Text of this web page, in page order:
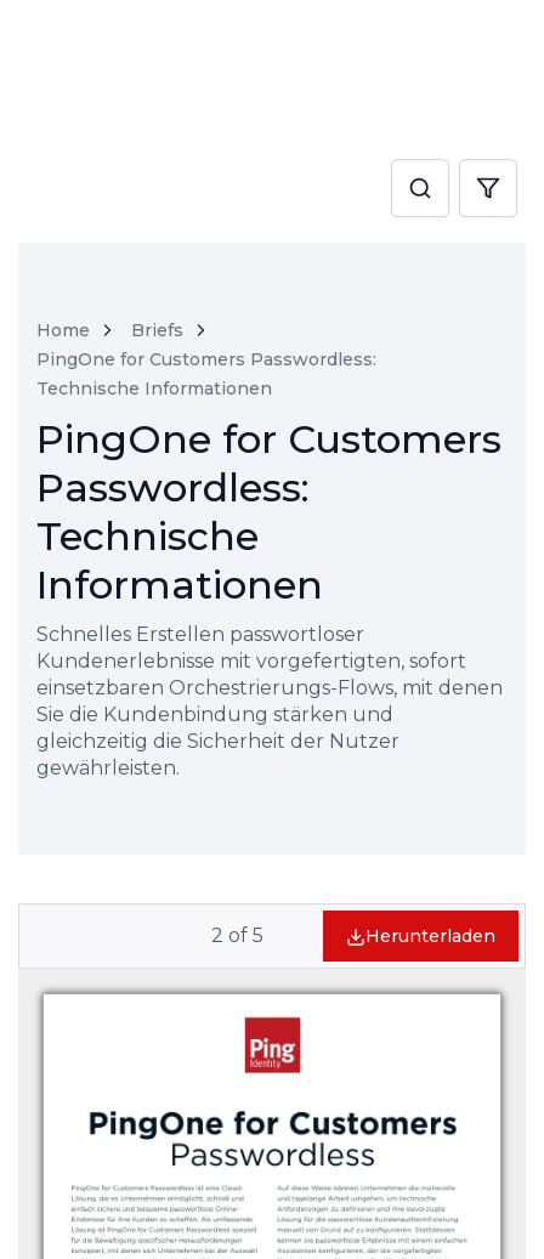
Home
Briefs
PingOne for Customers Passwordless:
Technische Informationen
PingOne for Customers
Passwordless:
Technische
Informationen
Schnelles Erstellen passwortloser
Kundenerlebnisse mit vorgefertigten, sofort
einsetzbaren Orchestrierungs-Flows, mit denen
Sie die Kundenbindung stärken und
gleichzeitig die Sicherheit der Nutzer
gewährleisten.
2 of 5 Herunterladen